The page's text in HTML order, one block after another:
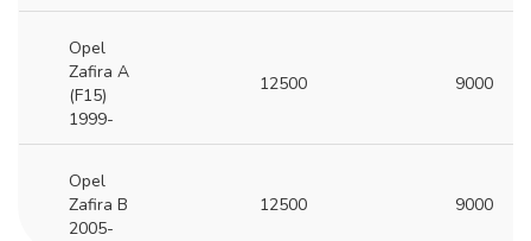
Opel
Zafira A
(F15)
1999-
12500 9000
Opel
Zafira B
2005-
12500 9000